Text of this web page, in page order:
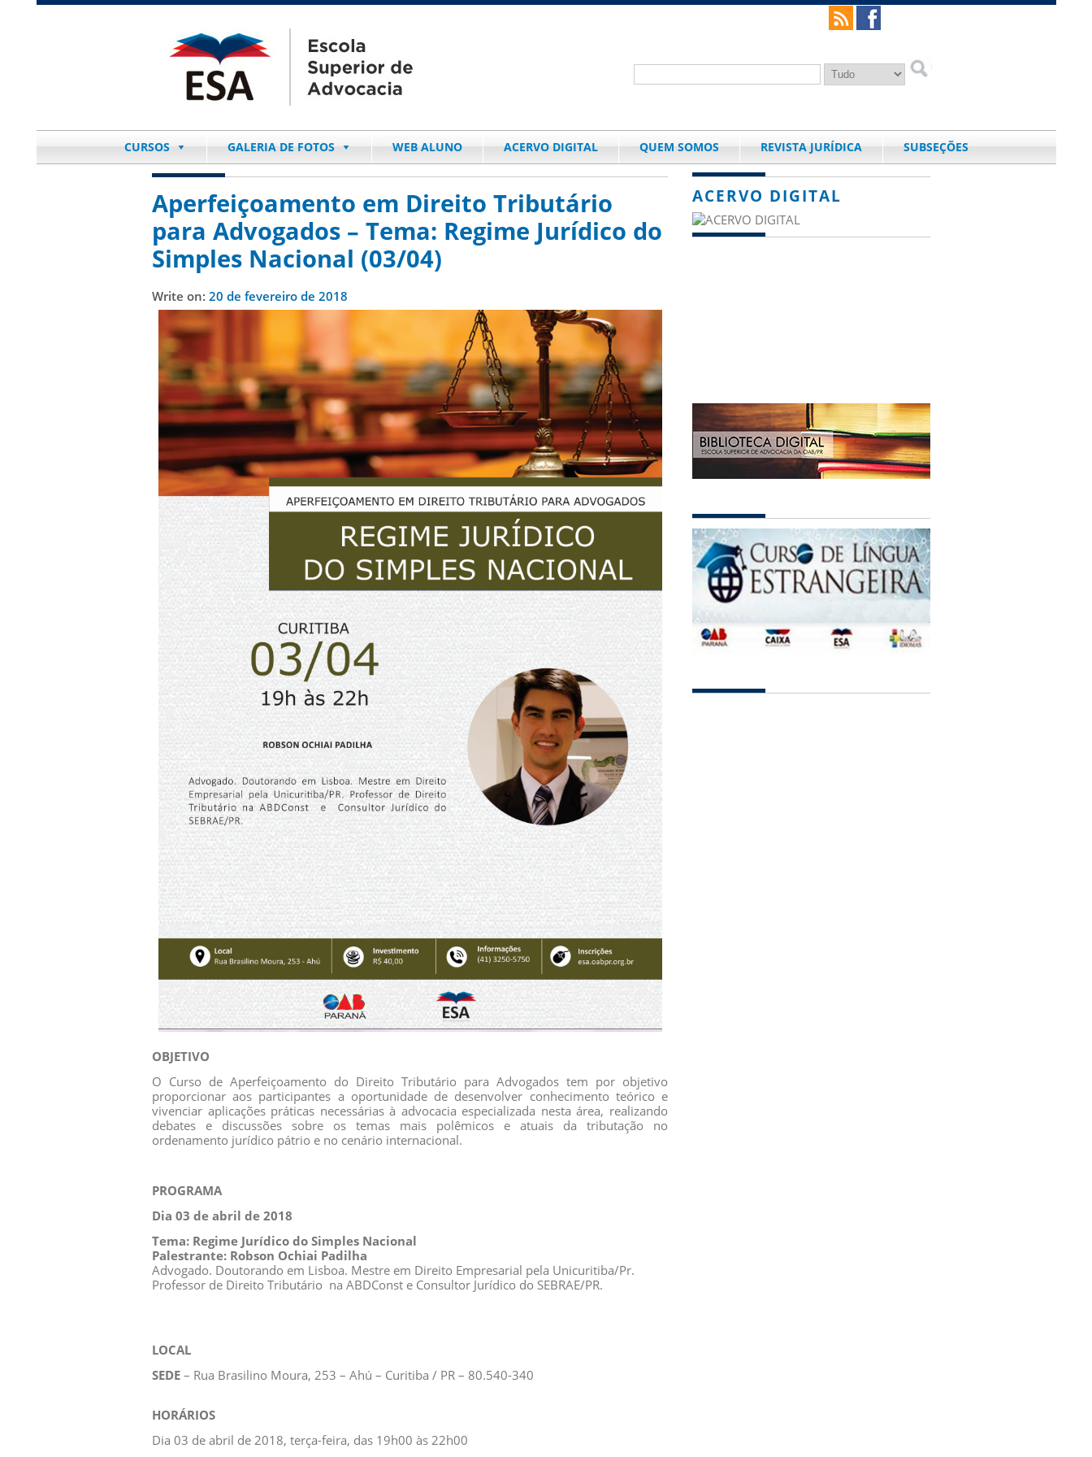
CURSOS GALERIA DE FOTOS WEB ALUNO ACERVO DIGITAL QUEM SOMOS REVISTA JURÍDICA SUBSEÇÕES
Aperfeiçoamento em Direito Tributário
para Advogados – Tema: Regime Jurídico do
Simples Nacional (03/04)
Write on: 20 de fevereiro de 2018
OBJETIVO
O Curso de Aperfeiçoamento do Direito Tributário para Advogados tem por objetivo
proporcionar aos participantes a oportunidade de desenvolver conhecimento teórico e
vivenciar aplicações práticas necessárias à advocacia especializada nesta área, realizando
debates e discussões sobre os temas mais polêmicos e atuais da tributação no
ordenamento jurídico pátrio e no cenário internacional.
PROGRAMA
Dia 03 de abril de 2018
Tema: Regime Jurídico do Simples Nacional
Palestrante: Robson Ochiai Padilha
Advogado. Doutorando em Lisboa. Mestre em Direito Empresarial pela Unicuritiba/Pr.
Professor de Direito Tributário na ABDConst e Consultor Jurídico do SEBRAE/PR.
LOCAL
SEDE – Rua Brasilino Moura, 253 – Ahú – Curitiba / PR – 80.540-340
HORÁRIOS
Dia 03 de abril de 2018, terça-feira, das 19h00 às 22h00
ACERVO DIGITAL